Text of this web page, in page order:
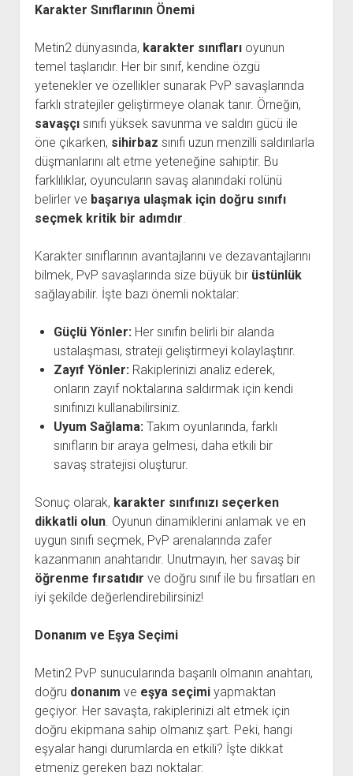
Karakter Sınıflarının Önemi
Metin2 dünyasında, karakter sınıflarıoyunun
temel taşlarıdır. Her bir sınıf, kendine özgü
yetenekler ve özellikler sunarak PvP savaşlarında
farklı stratejiler geliştirmeye olanak tanır. Örneğin,
savaşçısınıfı yüksek savunma ve saldırı gücü ile
öne çıkarken, sihirbaz sınıfı uzun menzilli saldırılarla
düşmanlarını alt etme yeteneğine sahiptir. Bu
farklılıklar, oyuncuların savaş alanındaki rolünü
belirler ve başarıya ulaşmak için doğru sınıfı
seçmek kritik bir adımdır.
Karakter sınıflarının avantajlarını ve dezavantajlarını
bilmek, PvP savaşlarında size büyük bir üstünlük
sağlayabilir. İşte bazı önemli noktalar:
Güçlü Yönler:Her sınıfın belirli bir alanda
ustalaşması, strateji geliştirmeyi kolaylaştırır.
Zayıf Yönler:Rakiplerinizi analiz ederek,
onların zayıf noktalarına saldırmak için kendi
sınıfınızı kullanabilirsiniz.
Uyum Sağlama:Takım oyunlarında, farklı
sınıfların bir araya gelmesi, daha etkili bir
savaş stratejisi oluşturur.
Sonuç olarak, karakter sınıfınızı seçerken
dikkatli olun. Oyunun dinamiklerini anlamak ve en
uygun sınıfı seçmek, PvP arenalarında zafer
kazanmanın anahtarıdır. Unutmayın, her savaş bir
öğrenme fırsatıdır ve doğru sınıf ile bu fırsatları en
iyi şekilde değerlendirebilirsiniz!
Donanım ve Eşya Seçimi
Metin2 PvP sunucularında başarılı olmanın anahtarı,
doğru donanım ve eşya seçimiyapmaktan
geçiyor. Her savaşta, rakiplerinizi alt etmek için
doğru ekipmana sahip olmanız şart. Peki, hangi
eşyalar hangi durumlarda en etkili? İşte dikkat
etmeniz gereken bazı noktalar: